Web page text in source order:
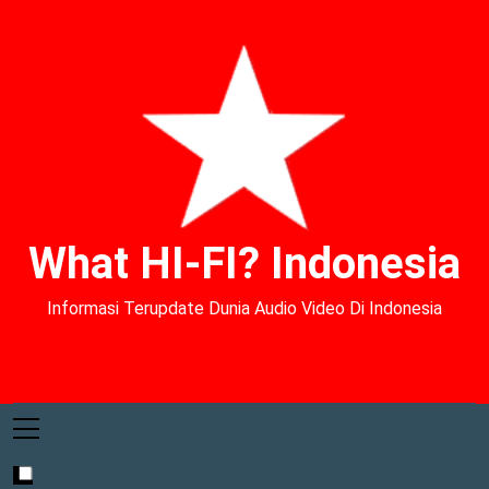
What HI-FI? Indonesia
Informasi Terupdate Dunia Audio Video Di Indonesia